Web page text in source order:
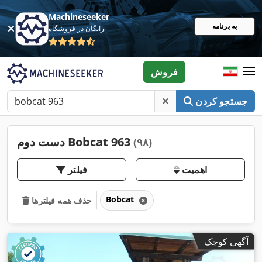
Machineseeker
رایگان در فروشگاه به برنامه
جستجو کردن
فروش
دست دوم Bobcat 963 (۹۸)
فیلتر اهمیت
حذف همه فیلترها Bobcat
آگهی کوچک